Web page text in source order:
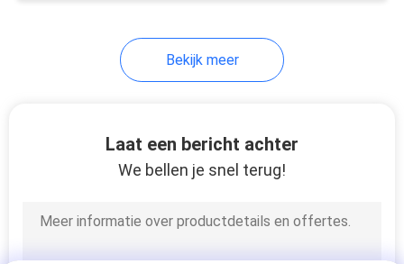
luchtschaarlift
Bekijk meer
Laat een bericht achter
We bellen je snel terug!